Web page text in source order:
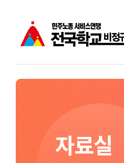
자료실